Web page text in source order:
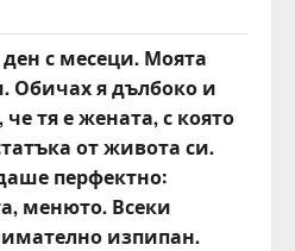
с месеци. Моята
Обичах я дълбоко и
тя е жената, с която
от живота си.
перфектно:
менюто. Всеки
изпипан.